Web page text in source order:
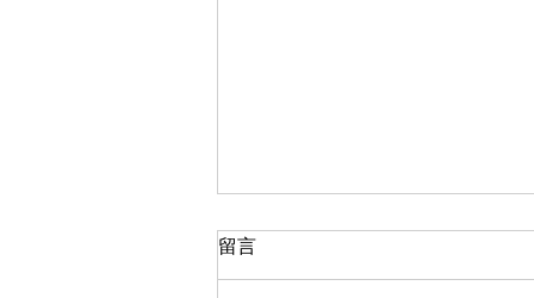
大閘蟹2025選購攻略
大閘蟹2025年的主产区普遍迎来
留言